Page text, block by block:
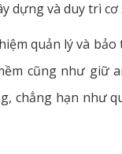
dựng và duy trì cơ
quản lý và
cũng như giữ
chẳng hạn như